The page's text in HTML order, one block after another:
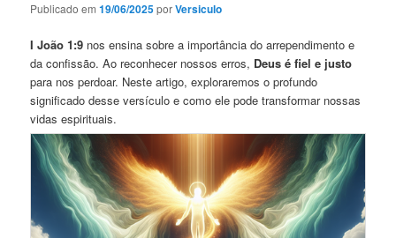
Publicado em19/06/2025porVersiculo
I João 1:9 nos ensina sobre a importância do arrependimento e
da confissão. Ao reconhecer nossos erros, Deus é fiel e justo
para nos perdoar. Neste artigo, exploraremos o profundo
significado desse versículo e como ele pode transformar nossas
vidas espirituais.